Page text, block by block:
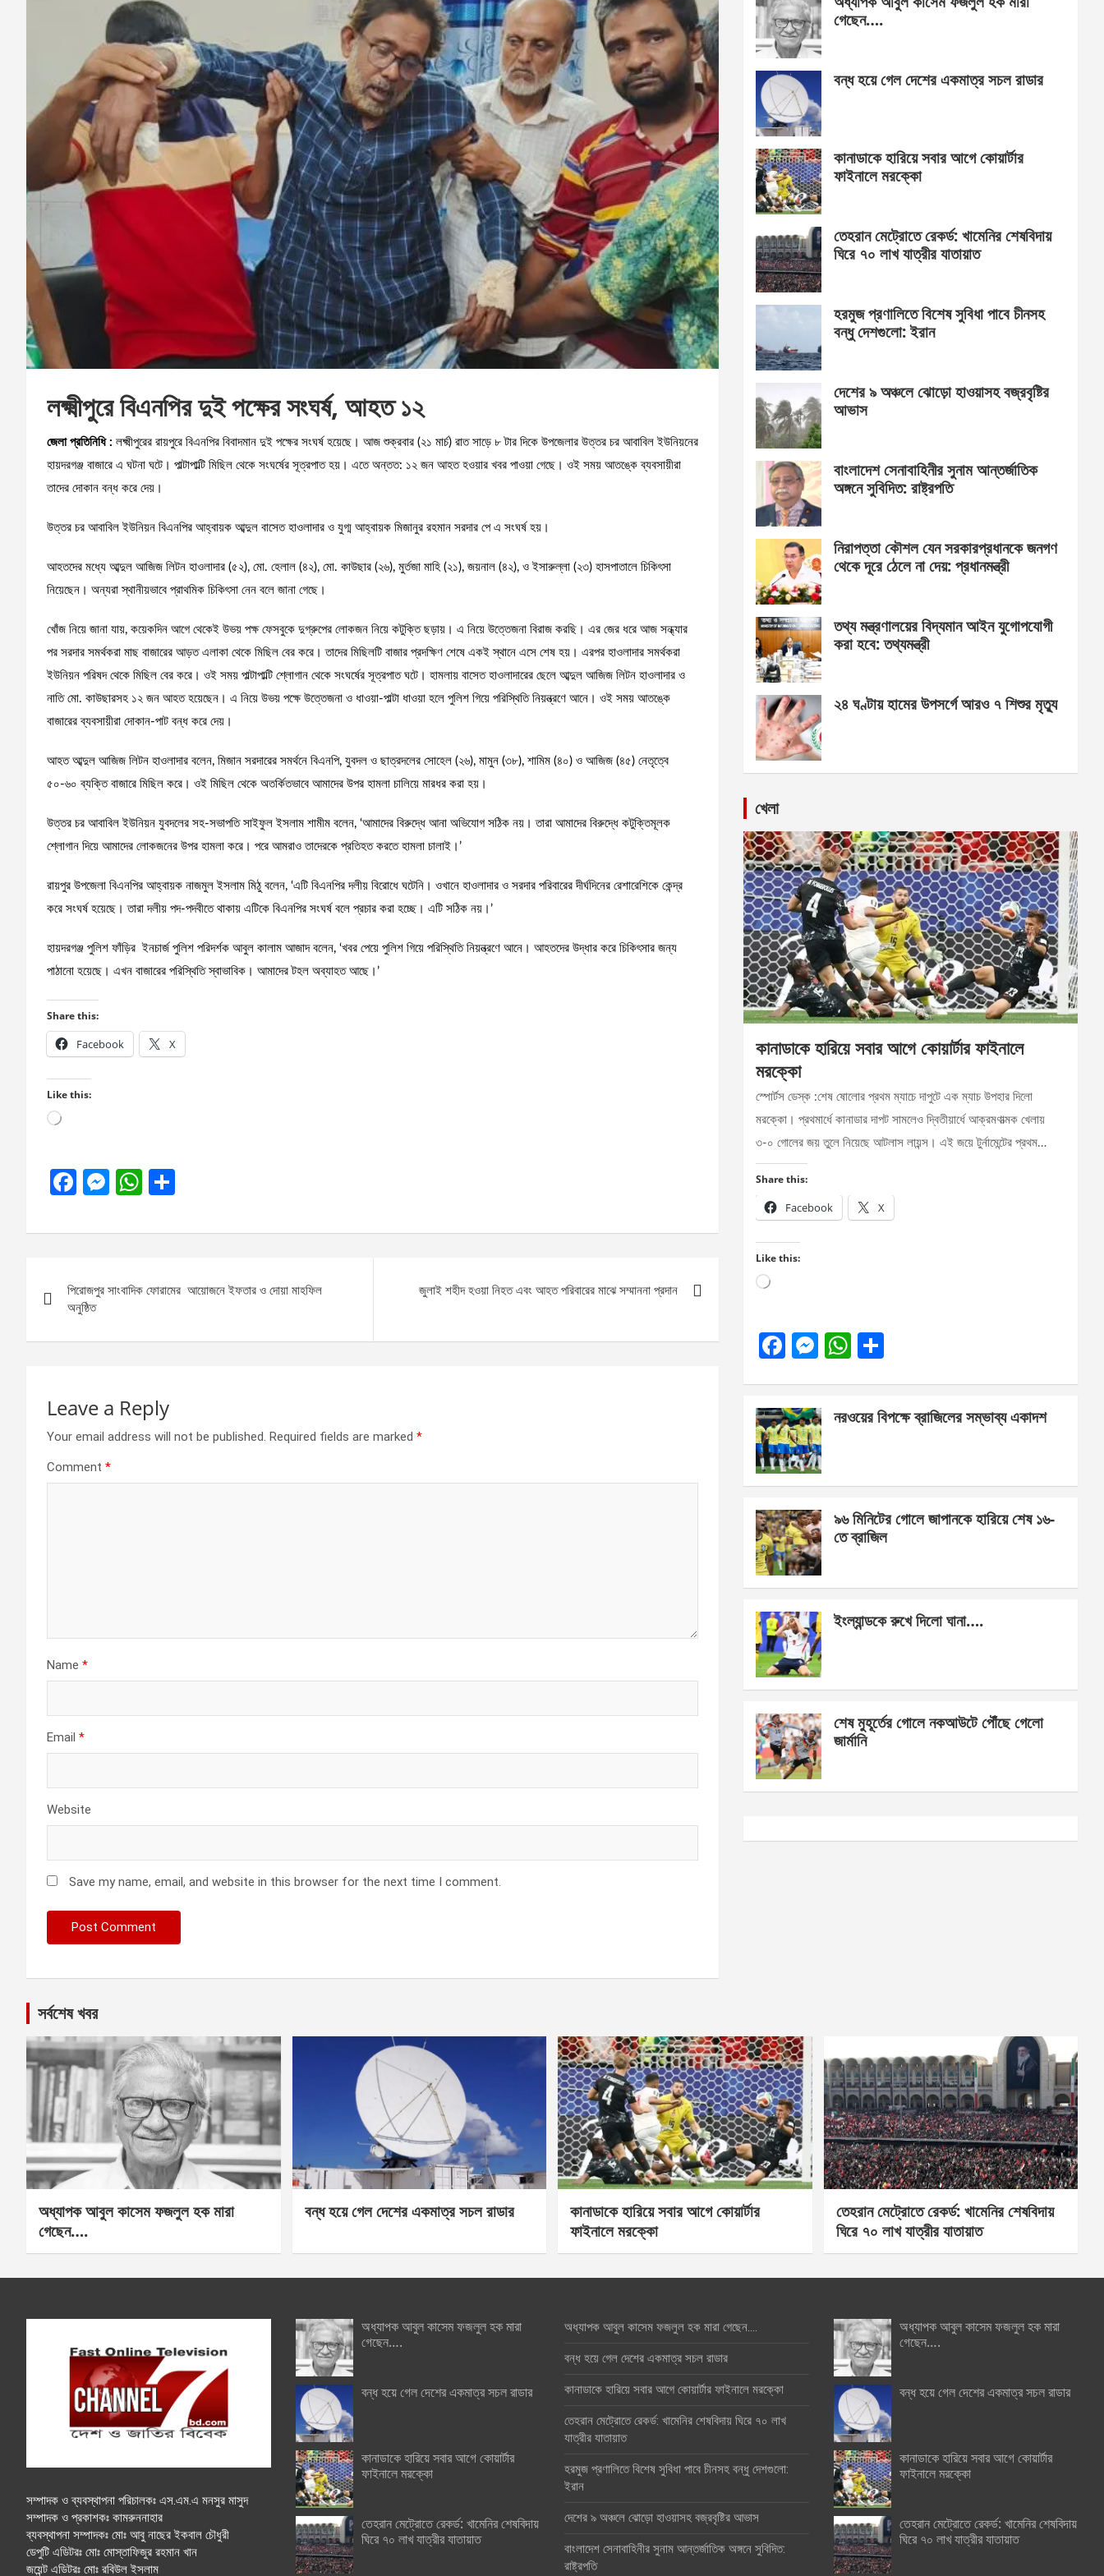
লক্ষ্মীপুরে বিএনপির দুই পক্ষের সংঘর্ষ, আহত ১২
জেলা প্রতিনিধি : লক্ষ্মীপুরের রায়পুরে বিএনপির বিবাদমান দুই পক্ষের সংঘর্ষ হয়েছে। আজ শুক্রবার (২১ মার্চ) রাত সাড়ে ৮ টার দিকে উপজেলার উত্তর চর আবাবিল ইউনিয়নের
হায়দরগঞ্জ বাজারে এ ঘটনা ঘটে। পাল্টাপাল্টি মিছিল থেকে সংঘর্ষের সূত্রপাত হয়। এতে অন্তত: ১২ জন আহত হওয়ার খবর পাওয়া গেছে। ওই সময় আতঙ্কে ব্যবসায়ীরা
তাদের দোকান বন্ধ করে দেয়।
উত্তর চর আবাবিল ইউনিয়ন বিএনপির আহ্বায়ক আব্দুল বাসেত হাওলাদার ও যুগ্ম আহ্বায়ক মিজানুর রহমান সরদার পে এ সংঘর্ষ হয়।
আহতদের মধ্যে আব্দুল আজিজ লিটন হাওলাদার (৫২), মো. হেলাল (৪২), মো. কাউছার (২৬), মুর্তজা মাহি (২১), জয়নাল (৪২), ও ইসারুল্লা (২৩) হাসপাতালে চিকিৎসা
নিয়েছেন। অন্যরা স্থানীয়ভাবে প্রাথমিক চিকিৎসা নেন বলে জানা গেছে।
খোঁজ নিয়ে জানা যায়, কয়েকদিন আগে থেকেই উভয় পক্ষ ফেসবুকে দুগ্রুপের লোকজন নিয়ে কটুক্তি ছড়ায়। এ নিয়ে উত্তেজনা বিরাজ করছি। এর জের ধরে আজ সন্ধ্যার
পর সরদার সমর্থকরা মাছ বাজারের আড়ত এলাকা থেকে মিছিল বের করে। তাদের মিছিলটি বাজার প্রদক্ষিণ শেষে একই স্থানে এসে শেষ হয়। এরপর হাওলাদার সমর্থকরা
ইউনিয়ন পরিষদ থেকে মিছিল বের করে। ওই সময় পাল্টাপাল্টি শ্লোগান থেকে সংঘর্ষের সূত্রপাত ঘটে। হামলায় বাসেত হাওলাদারের ছেলে আব্দুল আজিজ লিটন হাওলাদার ও
নাতি মো. কাউছারসহ ১২ জন আহত হয়েছেন। এ নিয়ে উভয় পক্ষে উত্তেজনা ও ধাওয়া-পাল্টা ধাওয়া হলে পুলিশ গিয়ে পরিস্থিতি নিয়ন্ত্রণে আনে। ওই সময় আতঙ্কে
বাজারের ব্যবসায়ীরা দোকান-পাট বন্ধ করে দেয়।
আহত আব্দুল আজিজ লিটন হাওলাদার বলেন, মিজান সরদারের সমর্থনে বিএনপি, যুবদল ও ছাত্রদলের সোহেল (২৬), মামুন (৩৮), শামিম (৪০) ও আজিজ (৪৫) নেতৃত্বে
৫০-৬০ ব্যক্তি বাজারে মিছিল করে। ওই মিছিল থেকে অতর্কিতভাবে আমাদের উপর হামলা চালিয়ে মারধর করা হয়।
উত্তর চর আবাবিল ইউনিয়ন যুবদলের সহ-সভাপতি সাইফুল ইসলাম শামীম বলেন, ‘আমাদের বিরুদ্ধে আনা অভিযোগ সঠিক নয়। তারা আমাদের বিরুদ্ধে কটুক্তিমূলক
শ্লোগান দিয়ে আমাদের লোকজনের উপর হামলা করে। পরে আমরাও তাদেরকে প্রতিহত করতে হামলা চালাই।’
রায়পুর উপজেলা বিএনপির আহ্বায়ক নাজমুল ইসলাম মিঠু বলেন, ‘এটি বিএনপির দলীয় বিরোধে ঘটেনি। ওখানে হাওলাদার ও সরদার পরিবারের দীর্ঘদিনের রেশারেশিকে কেন্দ্র
করে সংঘর্ষ হয়েছে। তারা দলীয় পদ-পদবীতে থাকায় এটিকে বিএনপির সংঘর্ষ বলে প্রচার করা হচ্ছে। এটি সঠিক নয়।’
হায়দরগঞ্জ পুলিশ ফাঁড়ির ইনচার্জ পুলিশ পরিদর্শক আবুল কালাম আজাদ বলেন, ‘খবর পেয়ে পুলিশ গিয়ে পরিস্থিতি নিয়ন্ত্রণে আনে। আহতদের উদ্ধার করে চিকিৎসার জন্য
পাঠানো হয়েছে। এখন বাজারের পরিস্থিতি স্বাভাবিক। আমাদের টহল অব্যাহত আছে।’
Share this:
Facebook X
Like this:
Loading…
F
ce
o
o
k
M
se
g
W
at
A
p
ar
navigation
পিরোজপুর সাংবাদিক ফোরামের আয়োজনে ইফতার ও দোয়া মাহফিল
অনুষ্ঠিত
জুলাই শহীদ হওয়া নিহত এবং আহত পরিবারের মাঝে সম্মাননা প্রদান
Leave a Reply
Your email address will not be published. Required fields are marked *
Comment *
Name *
Email *
Website
Save my name, email, and website in this browser for the next time I comment.
গেছেন….
বন্ধ হয়ে গেল দেশের একমাত্র সচল রাডার
কানাডাকে হারিয়ে সবার আগে কোয়ার্টার
ফাইনালে মরক্কো
তেহরান মেট্রোতে রেকর্ড: খামেনির শেষবিদায়
ঘিরে ৭০ লাখ যাত্রীর যাতায়াত
হরমুজ প্রণালিতে বিশেষ সুবিধা পাবে চীনসহ
বন্ধু দেশগুলো: ইরান
দেশের ৯ অঞ্চলে ঝোড়ো হাওয়াসহ বজ্রবৃষ্টির
আভাস
বাংলাদেশ সেনাবাহিনীর সুনাম আন্তর্জাতিক
অঙ্গনে সুবিদিত: রাষ্ট্রপতি
নিরাপত্তা কৌশল যেন সরকারপ্রধানকে জনগণ
থেকে দূরে ঠেলে না দেয়: প্রধানমন্ত্রী
তথ্য মন্ত্রণালয়ের বিদ্যমান আইন যুগোপযোগী
করা হবে: তথ্যমন্ত্রী
২৪ ঘণ্টায় হামের উপসর্গে আরও ৭ শিশুর মৃত্যু
খেলা
কানাডাকে হারিয়ে সবার আগে কোয়ার্টার ফাইনালে
মরক্কো
স্পোর্টস ডেস্ক :শেষ ষোলোর প্রথম ম্যাচে দাপুটে এক ম্যাচ উপহার দিলো
মরক্কো। প্রথমার্ধে কানাডার দাপট সামলেও দ্বিতীয়ার্ধে আক্রমণাত্মক খেলায়
৩-০ গোলের জয় তুলে নিয়েছে আটলাস লায়ন্স। এই জয়ে টুর্নামেন্টের প্রথম…
Share this:
Facebook X
Like this:
Loading…
F
b
o
o
k
M
n
g
er
W
s
p
e
নরওয়ের বিপক্ষে ব্রাজিলের সম্ভাব্য একাদশ
৯৬ মিনিটের গোলে জাপানকে হারিয়ে শেষ ১৬-
তে ব্রাজিল
ইংল্যান্ডকে রুখে দিলো ঘানা….
শেষ মুহূর্তের গোলে নকআউটে পৌঁছে গেলো
জার্মানি
সর্বশেষ খবর
অধ্যাপক আবুল কাসেম ফজলুল হক মারা
গেছেন….
বন্ধ হয়ে গেল দেশের একমাত্র সচল রাডার
কানাডাকে হারিয়ে সবার আগে কোয়ার্টার
ফাইনালে মরক্কো
তেহরান মেট্রোতে রেকর্ড: খামেনির শেষবিদায়
ঘিরে ৭০ লাখ যাত্রীর যাতায়াত
সম্পাদক ও ব্যবস্থাপনা পরিচালকঃ এস.এম.এ মনসুর মাসুদ
সম্পাদক ও প্রকাশকঃ কামরুননাহার
ব্যবস্থাপনা সম্পাদকঃ মোঃ আবু নাছের ইকবাল চৌধুরী
ডেপুটি এডিটরঃ মোঃ মোস্তাফিজুর রহমান খান
জয়েন্ট এডিটরঃ মোঃ রবিউল ইসলাম
অধ্যাপক আবুল কাসেম ফজলুল হক মারা
গেছেন….
বন্ধ হয়ে গেল দেশের একমাত্র সচল রাডার
কানাডাকে হারিয়ে সবার আগে কোয়ার্টার
ফাইনালে মরক্কো
তেহরান মেট্রোতে রেকর্ড: খামেনির শেষবিদায়
ঘিরে ৭০ লাখ যাত্রীর যাতায়াত
অধ্যাপক আবুল কাসেম ফজলুল হক মারা গেছেন….
বন্ধ হয়ে গেল দেশের একমাত্র সচল রাডার
কানাডাকে হারিয়ে সবার আগে কোয়ার্টার ফাইনালে মরক্কো
তেহরান মেট্রোতে রেকর্ড: খামেনির শেষবিদায় ঘিরে ৭০ লাখ
যাত্রীর যাতায়াত
হরমুজ প্রণালিতে বিশেষ সুবিধা পাবে চীনসহ বন্ধু দেশগুলো:
ইরান
দেশের ৯ অঞ্চলে ঝোড়ো হাওয়াসহ বজ্রবৃষ্টির আভাস
বাংলাদেশ সেনাবাহিনীর সুনাম আন্তর্জাতিক অঙ্গনে সুবিদিত:
রাষ্ট্রপতি
অধ্যাপক আবুল কাসেম ফজলুল হক মারা
গেছেন….
বন্ধ হয়ে গেল দেশের একমাত্র সচল রাডার
কানাডাকে হারিয়ে সবার আগে কোয়ার্টার
ফাইনালে মরক্কো
তেহরান মেট্রোতে রেকর্ড: খামেনির শেষবিদায়
ঘিরে ৭০ লাখ যাত্রীর যাতায়াত